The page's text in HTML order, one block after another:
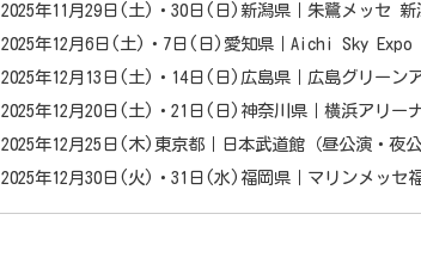
2025年11月29日(土)・30日(日)新潟県｜朱鷺メッセ 新
2025年12月6日(土)・7日(日)愛知県｜Aichi Sky Expo
2025年12月13日(土)・14日(日)広島県｜広島グリーン
2025年12月20日(土)・21日(日)神奈川県｜横浜アリー
2025年12月25日(木)東京都｜日本武道館（昼公演・夜公
2025年12月30日(火)・31日(水)福岡県｜マリンメッセ